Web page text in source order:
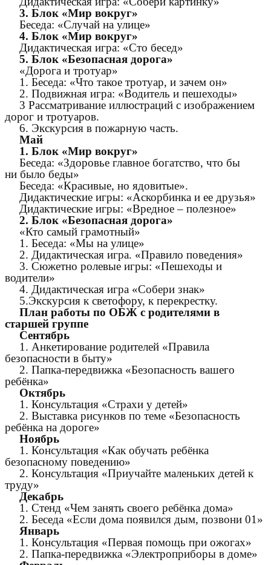
3. Блок «Мир вокруг»
Беседа: «Случай на улице»
4. Блок «Мир вокруг»
Дидактическая игра: «Сто бесед»
5. Блок «Безопасная дорога»
«Дорога и тротуар»
1. Беседа: «Что такое тротуар, и зачем он»
2. Подвижная игра: «Водитель и пешеходы»
3 Рассматривание иллюстраций с изображением
дорог и тротуаров.
6. Экскурсия в пожарную часть.
Май
1. Блок «Мир вокруг»
Беседа: «Здоровье главное богатство, что бы
ни было беды»
Беседа: «Красивые, но ядовитые».
Дидактические игры: «Аскорбинка и ее друзья»
Дидактические игры: «Вредное – полезное»
2. Блок «Безопасная дорога»
«Кто самый грамотный»
1. Беседа: «Мы на улице»
2. Дидактическая игра. «Правило поведения»
3. Сюжетно ролевые игры: «Пешеходы и
водители»
4. Дидактическая игра «Собери знак»
5.Экскурсия к светофору, к перекрестку.
План работы по ОБЖ с родителями в
старшей группе
Сентябрь
1. Анкетирование родителей «Правила
безопасности в быту»
2. Папка-передвижка «Безопасность вашего
ребёнка»
Октябрь
1. Консультация «Страхи у детей»
2. Выставка рисунков по теме «Безопасность
ребёнка на дороге»
Ноябрь
1. Консультация «Как обучать ребёнка
безопасному поведению»
2. Консультация «Приучайте маленьких детей к
труду»
Декабрь
1. Стенд «Чем занять своего ребёнка дома»
2. Беседа «Если дома появился дым, позвони 01»
Январь
1. Консультация «Первая помощь при ожогах»
2. Папка-передвижка «Электроприборы в доме»